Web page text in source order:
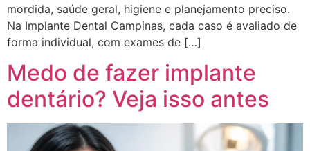
mordida, saúde geral, higiene e planejamento preciso.
Na Implante Dental Campinas, cada caso é avaliado de
forma individual, com exames de […]
Medo de fazer implante
dentário? Veja isso antes